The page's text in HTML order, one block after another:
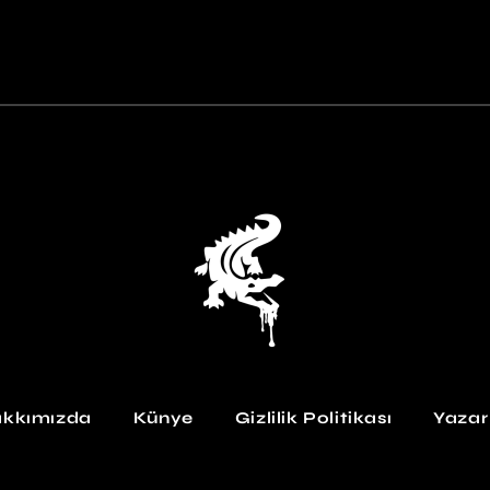
Künye Gizlilik Politikası